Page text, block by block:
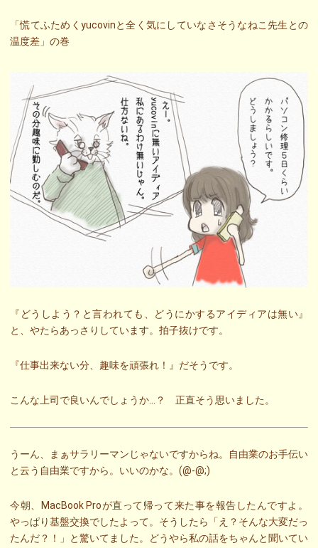
「慌てふためくyucovinと全く気にしていなさそうなねこ先生との
温度差」の巻
『どうしよう？と言われても、どうにかするアイディアは無い』
と、やたらあっさりしています。拍子抜けです。
『仕事出来ない分、趣味を頑張れ！』だそうです。
こんな上司で良いんでしょうか…？ 正直そう思いました。
うーん、まぁサラリーマンじゃないですからね。自由業のお手伝い
と云う自由業ですから。いいのかな。(@-@;)
今朝、MacBook Proが直って帰って来た事を報告したんですよ。
やっぱり基盤交換でしたよって。そうしたら「え？そんな大変だっ
たんだ？！」と驚いてました。どうやら私の話をちゃんと聞いてい